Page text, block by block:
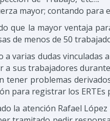
mayor; contando para
que la mayor ventaja
de menos de 50
a varias dudas vinculadas
a sus trabajadores
tener problemas
para registrar los ERTEs
la atención Rafael